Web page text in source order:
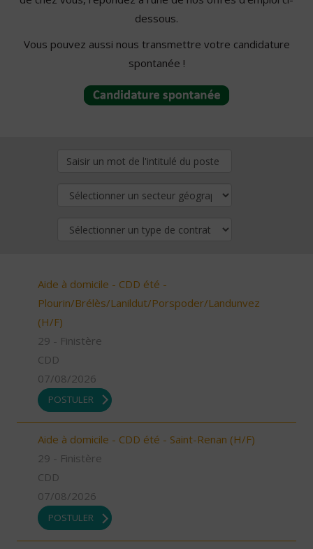
dessous.
Vous pouvez aussi nous transmettre votre candidature
spontanée !
Aide à domicile - CDD été -
Plourin/Brélès/Lanildut/Porspoder/Landunvez
(H/F)
29 - Finistère
CDD
07/08/2026
POSTULER
Aide à domicile - CDD été - Saint-Renan (H/F)
29 - Finistère
CDD
07/08/2026
POSTULER